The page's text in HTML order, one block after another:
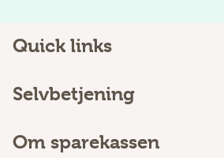
Quick links
Selvbetjening
Om sparekassen